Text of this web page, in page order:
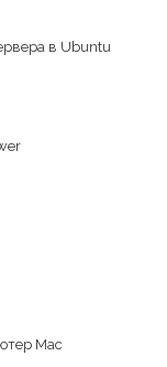
в Ubuntu
Mac